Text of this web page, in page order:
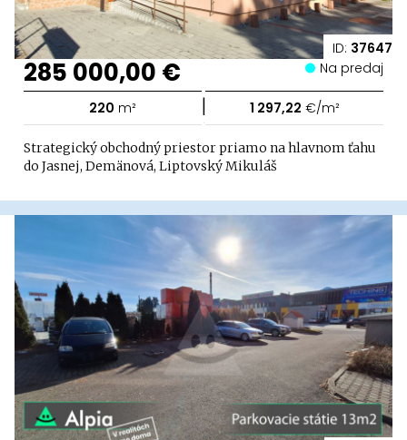
ID: 37647
285 000,00 € Na predaj
220 m² | 1 297,22 €/m²
Strategický obchodný priestor priamo na hlavnom ťahu
do Jasnej, Demänová, Liptovský Mikuláš